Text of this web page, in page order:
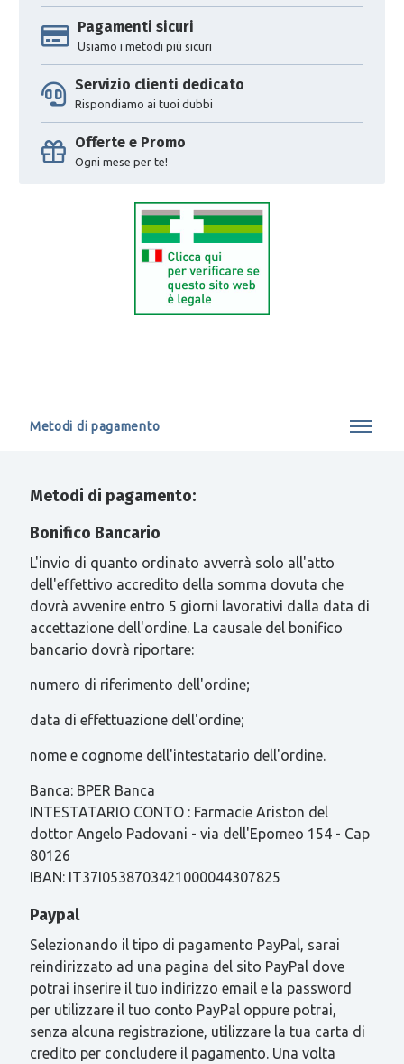
Pagamenti sicuri
Usiamo i metodi più sicuri
Servizio clienti dedicato
Rispondiamo ai tuoi dubbi
Offerte e Promo
Ogni mese per te!
Metodi di pagamento
Metodi di pagamento:
Bonifico Bancario
L'invio di quanto ordinato avverrà solo all'atto
dell'effettivo accredito della somma dovuta che
dovrà avvenire entro 5 giorni lavorativi dalla data di
accettazione dell'ordine. La causale del bonifico
bancario dovrà riportare:
numero di riferimento dell'ordine;
data di effettuazione dell'ordine;
nome e cognome dell'intestatario dell'ordine.
Banca: BPER Banca
INTESTATARIO CONTO : Farmacie Ariston del
dottor Angelo Padovani - via dell'Epomeo 154 - Cap
80126
IBAN: IT37I0538703421000044307825
Paypal
Selezionando il tipo di pagamento PayPal, sarai
reindirizzato ad una pagina del sito PayPal dove
potrai inserire il tuo indirizzo email e la password
per utilizzare il tuo conto PayPal oppure potrai,
senza alcuna registrazione, utilizzare la tua carta di
credito per concludere il pagamento. Una volta